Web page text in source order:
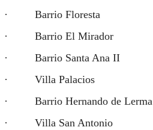
· Barrio Floresta
· Barrio El Mirador
· Barrio Santa Ana II
· Villa Palacios
· Barrio Hernando de Lerma
· Villa San Antonio